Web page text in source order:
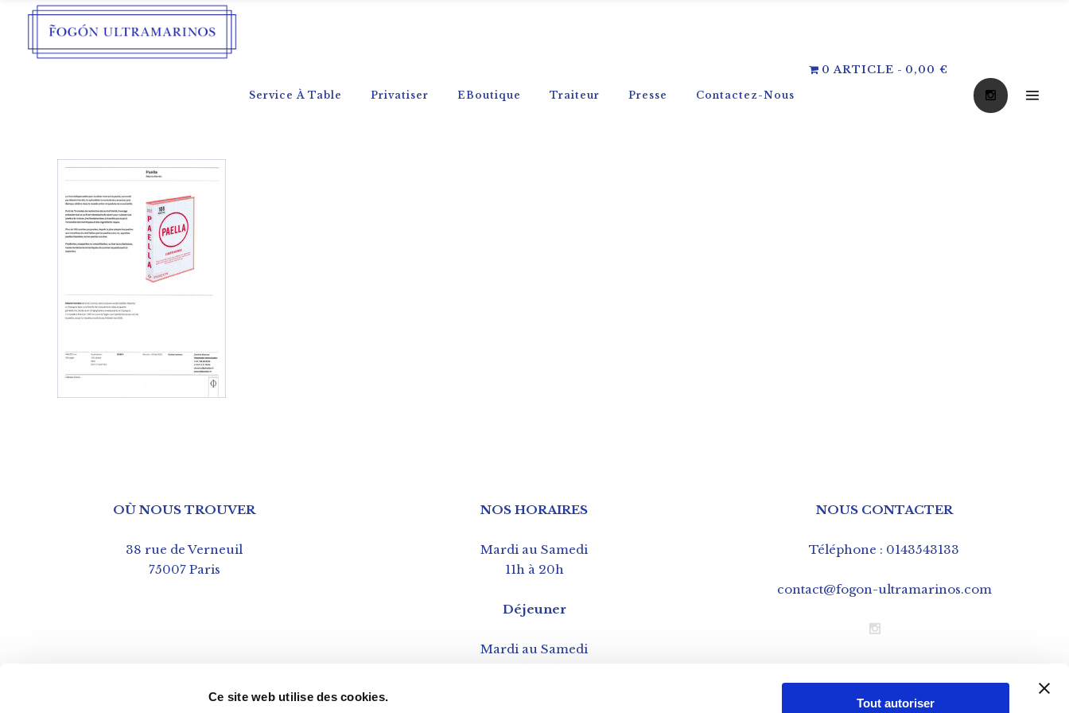
Ce site web utilise des cookies. Tout autoriser
Service À Table Privatiser EBoutique Traiteur Presse Contactez-Nous
0 ARTICLE 0,00 €
OÙ NOUS TROUVER
38 rue de Verneuil
75007 Paris
NOS HORAIRES
Mardi au Samedi
11h à 20h
Déjeuner
Mardi au Samedi
NOUS CONTACTER
Téléphone : 0143543133
contact@fogon-ultramarinos.com
CGV – Conditions Générales de Vente